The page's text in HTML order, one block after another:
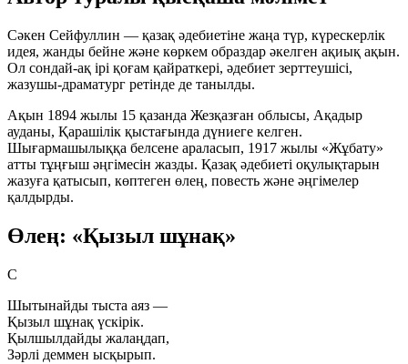
Сәкен Сейфуллин — қазақ әдебиетіне жаңа түр, күрескерлік
идея, жанды бейне және көркем образдар әкелген ақиық ақын.
Ол сондай-ақ ірі қоғам қайраткері, әдебиет зерттеушісі,
жазушы-драматург ретінде де танылды.
Ақын 1894 жылы 15 қазанда Жезқазған облысы, Ақадыр
ауданы, Қарашілік қыстағында дүниеге келген.
Шығармашылыққа белсене араласып, 1917 жылы «Жұбату»
атты тұңғыш әңгімесін жазды. Қазақ әдебиеті оқулықтарын
жазуға қатысып, көптеген өлең, повесть және әңгімелер
қалдырды.
Өлең: «Қызыл шұнақ»
С
Шытынайды тыста аяз —
Қызыл шұнақ үскірік.
Қылшылдайды жалаңдап,
Зәрлі деммен ысқырып.